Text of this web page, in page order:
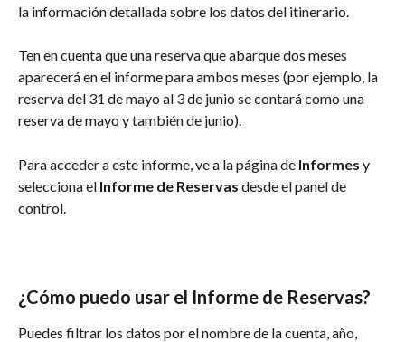
la información detallada sobre los datos del itinerario.
Ten en cuenta que una reserva que abarque dos meses
aparecerá en el informe para ambos meses (por ejemplo, la
reserva del 31 de mayo al 3 de junio se contará como una
reserva de mayo y también de junio).
Para acceder a este informe, ve a la página de Informes y
selecciona el Informe de Reservas desde el panel de
control.
¿Cómo puedo usar el Informe de Reservas?
Puedes filtrar los datos por el nombre de la cuenta, año,